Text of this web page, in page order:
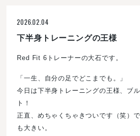
2026.02.04
下半身トレーニングの王様
Red Fit 6トレーナーの大石です。
「一生、自分の足でどこまでも。」
今日は下半身トレーニングの王様、ブ
ト！
正直、めちゃくちゃきついです（笑）
も大きい。